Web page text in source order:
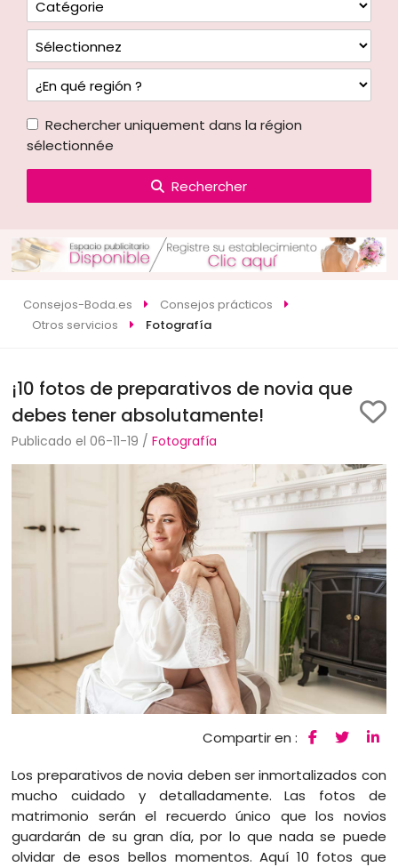
Rechercher uniquement dans la région
sélectionnée
Rechercher
Consejos-Boda.es
Consejos prácticos
Otros servicios
Fotografía
¡10 fotos de preparativos de novia que
debes tener absolutamente!
Publicado el 06-11-19 /Fotografía
Compartir en :
Los preparativos de novia deben ser inmortalizados con
mucho cuidado y detalladamente. Las fotos de
matrimonio serán el recuerdo único que los novios
guardarán de su gran día, por lo que nada se puede
olvidar de esos bellos momentos. Aquí 10 fotos que